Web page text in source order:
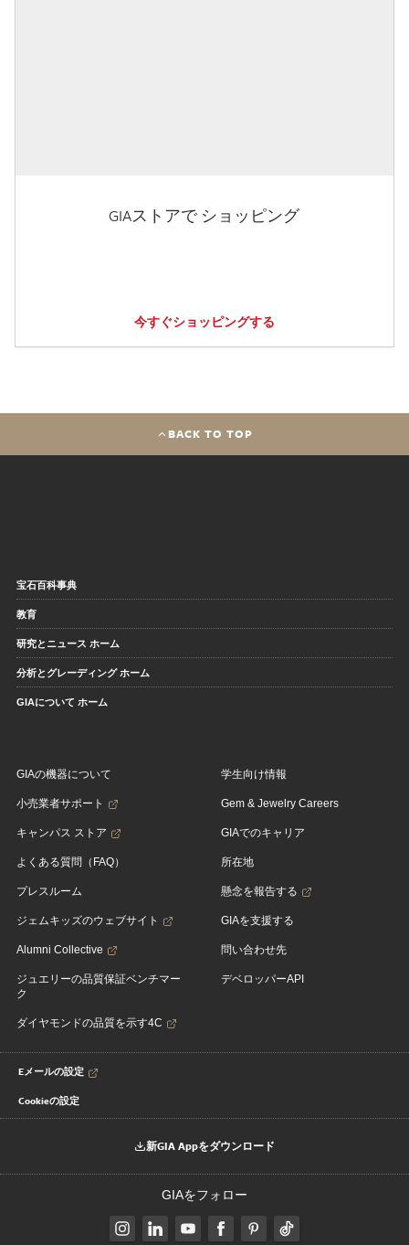
GIAストアで ショッピング
今すぐショッピングする
BACK TO TOP
宝石百科事典
教育
研究とニュース ホーム
分析とグレーディング ホーム
GIAについて ホーム
GIAの機器について
小売業者サポート
キャンパス ストア
よくある質問（FAQ）
プレスルーム
ジェムキッズのウェブサイト
Alumni Collective
ジュエリーの品質保証ベンチマー
ク
ダイヤモンドの品質を示す4C
学生向け情報
Gem & Jewelry Careers
GIAでのキャリア
所在地
懸念を報告する
GIAを支援する
問い合わせ先
デベロッパーAPI
Eメールの設定
Cookieの設定
新GIA Appをダウンロード
GIAをフォロー